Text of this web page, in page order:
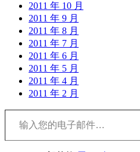
2011 年 10 月
2011 年 9 月
2011 年 8 月
2011 年 7 月
2011 年 6 月
2011 年 5 月
2011 年 4 月
2011 年 2 月
输入您的电子邮件…